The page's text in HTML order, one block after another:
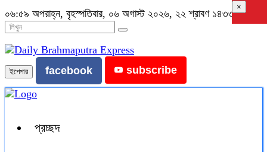
০৬:৫৯ অপরাহ্ন, বৃহস্পতিবার, ০৬ অগাস্ট ২০২৬, ২২ শ্রাবণ ১৪৩৩ বঙ্গাব্দ
ইপেপার facebook subscribe
প্রচ্ছদ
×